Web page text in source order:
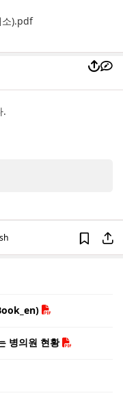
소).pdf
.
병의원 현황